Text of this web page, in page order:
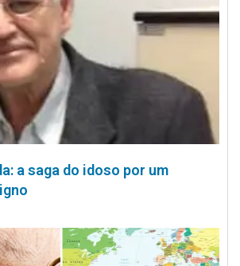
a saga do idoso por um